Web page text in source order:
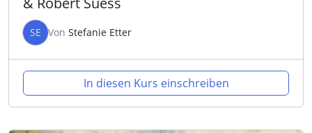
SE Von Stefanie Etter
In diesen Kurs einschreiben